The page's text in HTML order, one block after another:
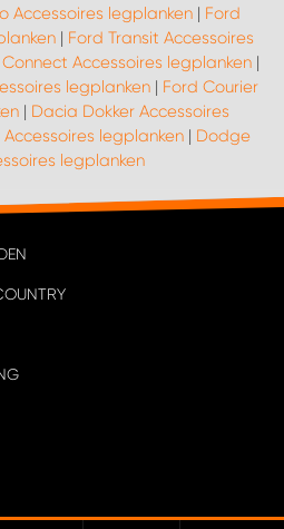
Accessoires legplanken | Ford
| Ford Transit Accessoires
Accessoires legplanken |
legplanken | Ford Courier
| Dacia Dokker Accessoires
legplanken | Dodge
legplanken